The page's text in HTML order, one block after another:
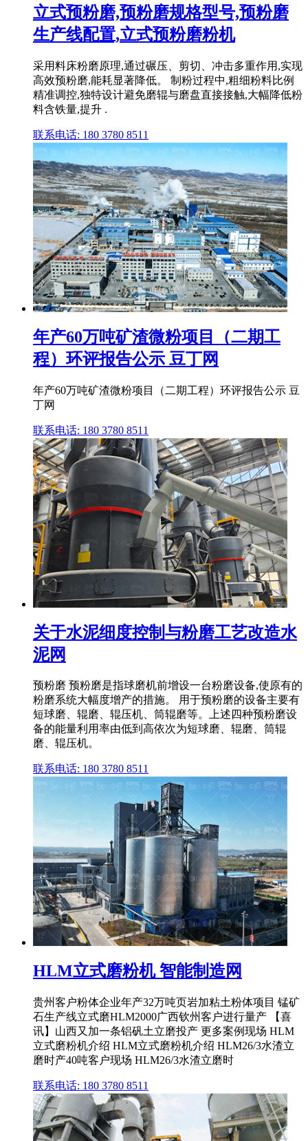
立式预粉磨,预粉磨规格型号,预粉磨
生产线配置,立式预粉磨粉机
采用料床粉磨原理,通过碾压、剪切、冲击多重作用,实现
高效预粉磨,能耗显著降低。 制粉过程中,粗细粉料比例
精准调控,独特设计避免磨辊与磨盘直接接触,大幅降低粉
料含铁量,提升 .
联系电话: 180 3780 8511
年产60万吨矿渣微粉项目（二期工
程）环评报告公示 豆丁网
年产60万吨矿渣微粉项目（二期工程）环评报告公示 豆
丁网
联系电话: 180 3780 8511
关于水泥细度控制与粉磨工艺改造水
泥网
预粉磨 预粉磨是指球磨机前增设一台粉磨设备,使原有的
粉磨系统大幅度增产的措施。 用于预粉磨的设备主要有
短球磨、辊磨、辊压机、筒辊磨等。上述四种预粉磨设
备的能量利用率由低到高依次为短球磨、辊磨、筒辊
磨、辊压机。
联系电话: 180 3780 8511
HLM立式磨粉机 智能制造网
贵州客户粉体企业年产32万吨页岩加粘土粉体项目 锰矿
石生产线立式磨HLM2000广西钦州客户进行量产 【喜
讯】山西又加一条铝矾土立磨投产 更多案例现场 HLM
立式磨粉机介绍 HLM立式磨粉机介绍 HLM26/3水渣立
磨时产40吨客户现场 HLM26/3水渣立磨时
联系电话: 180 3780 8511